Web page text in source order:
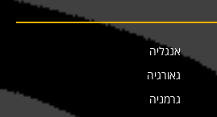
אנגליה
גאורגיה
גרמניה